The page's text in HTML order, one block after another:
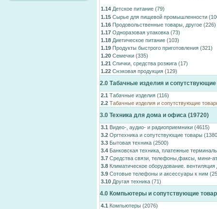
1.14 Детское питание (79)
1.15 Сырье для пищевой промышленности
1.16 Продовольственные товары, другое (226)
1.17 Одноразовая упаковка (73)
1.18 Диетическое питание (103)
1.19 Продукты быстрого приготовления (321)
1.20 Семечки (335)
1.21 Спички, средства розжига (17)
1.22 Снэковая продукция (129)
2.0 Табачные изделия и
2.1 Табачные изделия (116)
2.2 Табачные изделия и сопутствующие
3.0 Техника для дома и офиса (19720)
3.1 Видео-, аудио- и радиоприемники (4615)
3.2 Оргтехника и сопутствующие товары
3.3 Бытовая техника (2500)
3.4 Банковская техника, платежные
3.7 Средства связи, телефоны,факсы, мини-
3.8 Климатическое оборудование.
3.9 Сотовые телефоны и аксессуары к ним
3.10 Другая техника (71)
4.0 Компьютеры и сопутствующие
4.1 Компьютеры (2076)